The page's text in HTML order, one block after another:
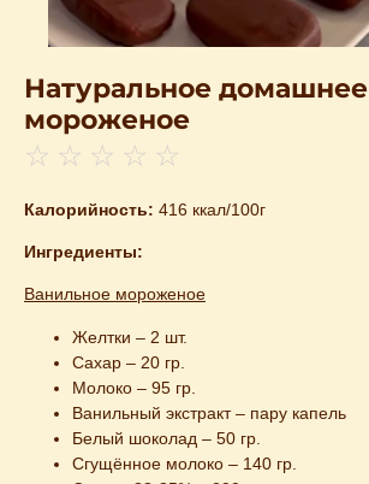
Натуральное домашнее
мороженое
☆ ☆ ☆ ☆ ☆
Калорийность: 416 ккал/100г
Ингредиенты:
Ванильное мороженое
Желтки – 2 шт.
Сахар – 20 гр.
Молоко – 95 гр.
Ванильный экстракт – пару капель
Белый шоколад – 50 гр.
Сгущённое молоко – 140 гр.